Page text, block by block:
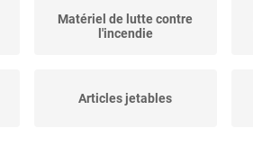
Matériel de lutte contre
l'incendie
Articles jetables